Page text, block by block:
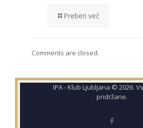
Preberi več
Comments are closed.
IPA - Klub Ljubljana © 2026.
pridržane.